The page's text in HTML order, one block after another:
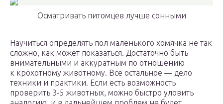
Осматривать питомцев лучше сонными
Научиться определять пол маленького хомячка не так
сложно, как может показаться. Достаточно быть
внимательными и аккуратным по отношению
к крохотному животному. Все остальное — дело
техники и практики. Если есть возможность
проверить 3-5 животных, можно быстро уловить